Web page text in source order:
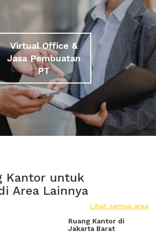
Virtual Office &
Jasa Pembuatan
PT
Kantor untuk
Area Lainnya
Lihat semua area
Ruang Kantor di
Jakarta Barat